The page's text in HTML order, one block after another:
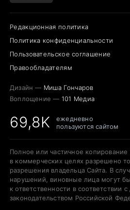
Редакционная политика
Политика конфиденциальности
Пользовательское соглашение
Правообладателям
Дизайн — Миша Гончаров
Воплощение — 101 Медиа
69,8K
ежедневно
пользуются сайтом
Полное или частичное копирование
в коммерческих целях разрешено
разрешения владельца Сайта. В
нарушений, виновные лица могут
к ответственности в соответствии
законодательством Российской